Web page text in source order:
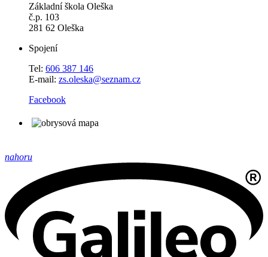
Základní škola Oleška
č.p. 103
281 62 Oleška
Spojení
Tel: 606 387 146
E-mail: zs.oleska@seznam.cz
Facebook
nahoru